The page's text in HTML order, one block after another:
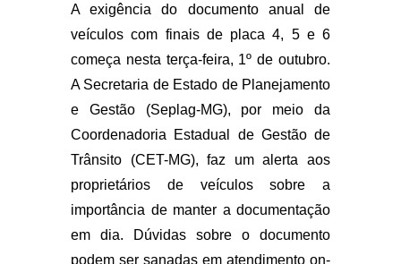
A exigência do documento anual de
veículos com finais de placa 4, 5 e 6
começa nesta terça-feira, 1º de outubro.
A Secretaria de Estado de Planejamento
e Gestão (Seplag-MG), por meio da
Coordenadoria Estadual de Gestão de
Trânsito (CET-MG), faz um alerta aos
proprietários de veículos sobre a
importância de manter a documentação
em dia. Dúvidas sobre o documento
podem ser sanadas em atendimento on-